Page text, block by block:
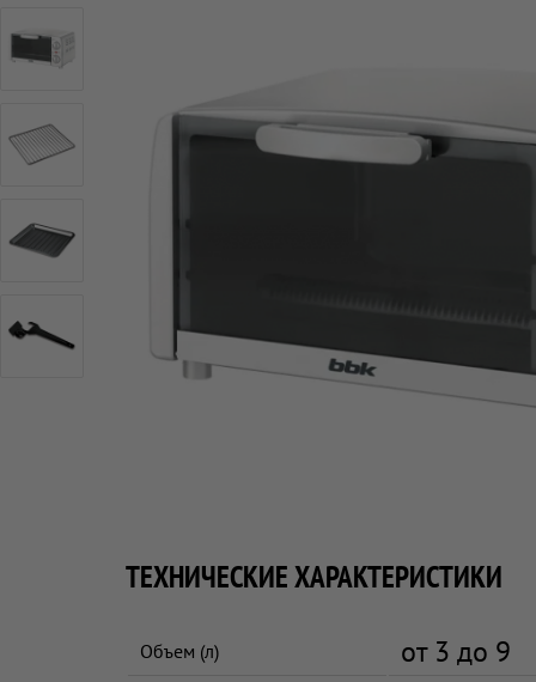
ТЕХНИЧЕСКИЕ ХАРАКТЕРИСТИКИ
Объем (л) от 3 до 9